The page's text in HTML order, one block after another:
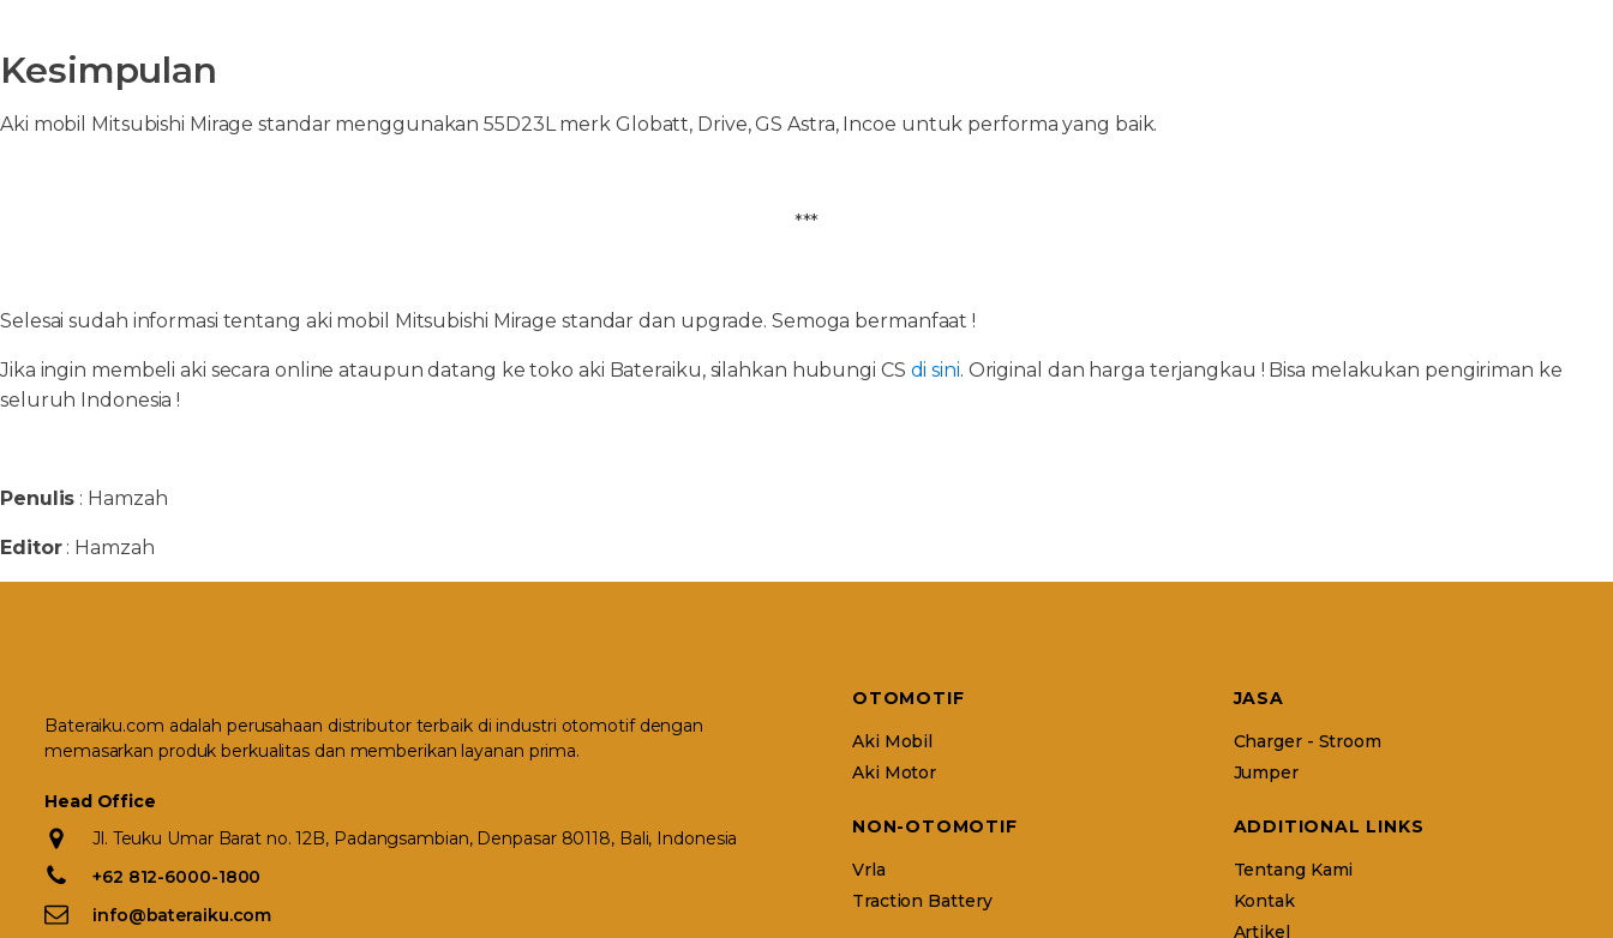
Kesimpulan
Aki mobil Mitsubishi Mirage standar menggunakan 55D23L merk Globatt, Drive, GS Astra, Incoe untuk performa yang baik.
***
Selesai sudah informasi tentang aki mobil Mitsubishi Mirage standar dan upgrade. Semoga bermanfaat !
Jika ingin membeli aki secara online ataupun datang ke toko aki Bateraiku, silahkan hubungi CS di sini. Original dan harga terjangkau ! Bisa melakukan pengiriman ke
seluruh Indonesia !
Penulis : Hamzah
Editor: Hamzah
Bateraiku.com adalah perusahaan distributor terbaik di industri otomotif dengan
memasarkan produk berkualitas dan memberikan layanan prima.
Head Office
Jl. Teuku Umar Barat no. 12B, Padangsambian, Denpasar 80118, Bali, Indonesia
+62 812-6000-1800
info@bateraiku.com
OTOMOTIF
Aki Mobil
Aki Motor
NON-OTOMOTIF
Vrla
Traction Battery
JASA
Charger - Stroom
Jumper
ADDITIONAL LINKS
Tentang Kami
Kontak
Artikel